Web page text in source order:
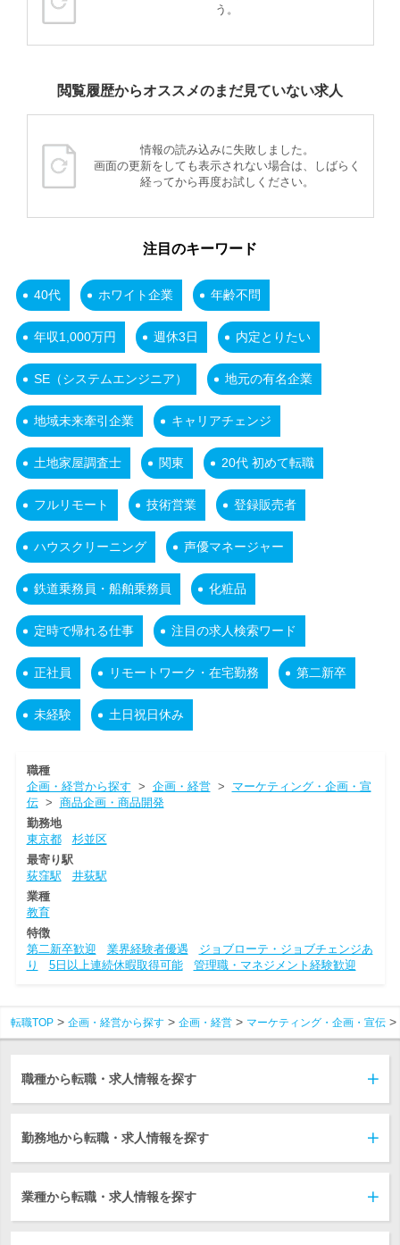
う。
閲覧履歴からオススメのまだ見ていない求人
情報の読み込みに失敗しました。
画面の更新をしても表示されない場合は、しばらく
経ってから再度お試しください。
注目のキーワード
40代 ホワイト企業 年齢不問
年収1,000万円 週休3日 内定とりたい
SE（システムエンジニア） 地元の有名企業
地域未来牽引企業 キャリアチェンジ
土地家屋調査士 関東 20代 初めて転職
フルリモート 技術営業 登録販売者
ハウスクリーニング 声優マネージャー
鉄道乗務員・船舶乗務員 化粧品
定時で帰れる仕事 注目の求人検索ワード
正社員 リモートワーク・在宅勤務 第二新卒
未経験 土日祝日休み
職種
企画・経営から探す > 企画・経営> マーケティング・企画・宣
伝> 商品企画・商品開発
勤務地
東京都
杉並区
最寄り駅
荻窪駅
井荻駅
業種
教育
特徴
第二新卒歓迎
業界経験者優遇
ジョブローテ・ジョブチェンジあ
り
5日以上連続休暇取得可能 管理職・マネジメント経験歓迎
転職TOP 企画・経営から探す 企画・経営 マーケティング・企画・宣伝
職種から転職・求人情報を探す
勤務地から転職・求人情報を探す
業種から転職・求人情報を探す